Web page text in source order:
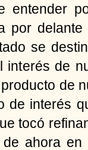
entender
por
se
de
de
de interés
tocó
ahora en